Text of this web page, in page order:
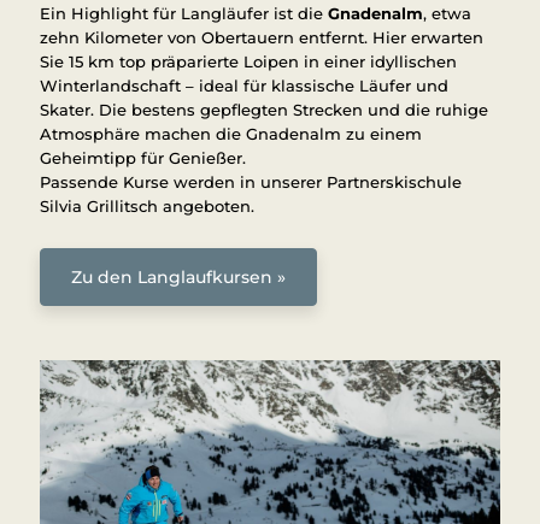
Ein Highlight für Langläufer ist die Gnadenalm, etwa
zehn Kilometer von Obertauern entfernt. Hier erwarten
Sie 15 km top präparierte Loipen in einer idyllischen
Winterlandschaft – ideal für klassische Läufer und
Skater. Die bestens gepflegten Strecken und die ruhige
Atmosphäre machen die Gnadenalm zu einem
Geheimtipp für Genießer.
Passende Kurse werden in unserer Partnerskischule
Silvia Grillitsch angeboten.
Zu den Langlaufkursen »